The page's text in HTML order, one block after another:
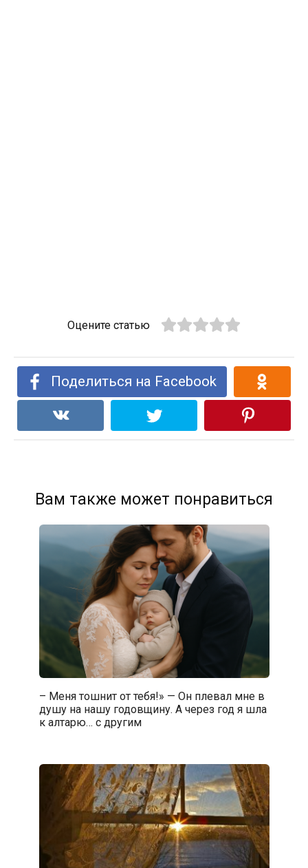
Оцените статью
Поделиться на Facebook
Вам также может понравиться
– Меня тошнит от тебя!» — Он плевал мне в
душу на нашу годовщину. А через год я шла
к алтарю… с другим